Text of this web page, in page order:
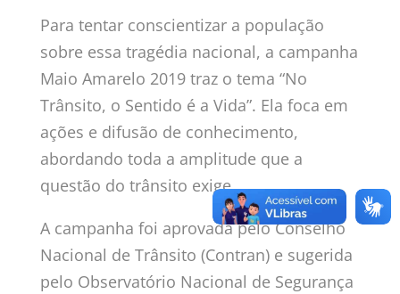
Para tentar conscientizar a população
sobre essa tragédia nacional, a campanha
Maio Amarelo 2019 traz o tema “No
Trânsito, o Sentido é a Vida”. Ela foca em
ações e difusão de conhecimento,
abordando toda a amplitude que a
questão do trânsito exige.
A campanha foi aprovada pelo Conselho
Nacional de Trânsito (Contran) e sugerida
pelo Observatório Nacional de Segurança